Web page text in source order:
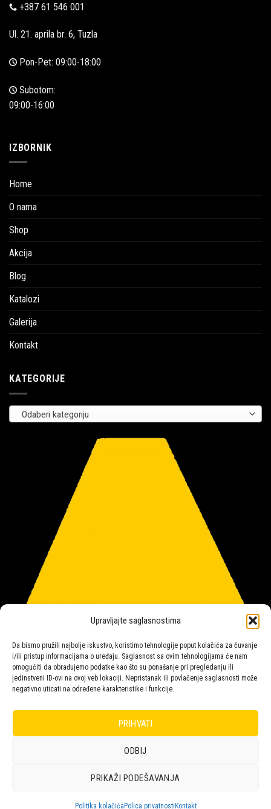
Upravljajte saglasnostima
Da bismo pružili najbolje iskustvo, koristimo tehnologije poput kolačića za čuvanje
i/ili pristup informacijama o uređaju. Saglasnost sa ovim tehnologijama će nam
omogućiti da obrađujemo podatke kao što su ponašanje pri pregledanju ili
jedinstveni ID-ovi na ovoj veb lokaciji. Nepristanak ili povlačenje saglasnosti može
negativno uticati na određene karakteristike i funkcije.
PRIHVATI
ODBIJ
PRIKAŽI PODEŠAVANJA
Politika kolačića Polica privatnosti Kontakt
+387 61 546 001
Ul. 21. aprila br. 6, Tuzla
Pon-Pet: 09:00-18:00
Subotom:
09:00-16:00
IZBORNIK
Home
O nama
Shop
Akcija
Blog
Katalozi
Galerija
Kontakt
KATEGORIJE
Odaberi kategoriju